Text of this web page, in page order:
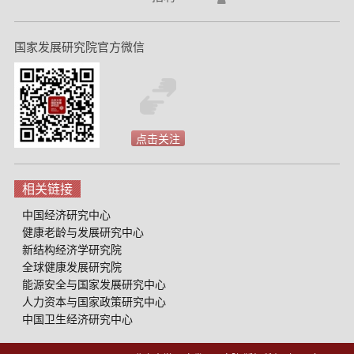
国家发展研究院官方微信
点击关注
相关链接
中国经济研究中心
健康老龄与发展研究中心
新结构经济学研究院
全球健康发展研究院
能源安全与国家发展研究中心
人力资本与国家政策研究中心
中国卫生经济研究中心